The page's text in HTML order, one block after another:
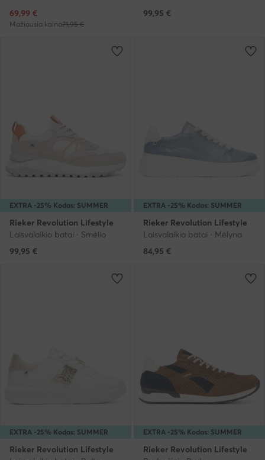
Dabartinė kaina
69,99 €
Mažiausia kaina71,95 €
99,95 €
EXTRA -25% Kodas: SUMMER
Rieker Revolution Lifestyle
Laisvalaikio batai · Smėlio
99,95 €
EXTRA -25% Kodas: SUMMER
Rieker Revolution Lifestyle
Laisvalaikio batai · Mėlyna
84,95 €
EXTRA -25% Kodas: SUMMER
Rieker Revolution Lifestyle
EXTRA -25% Kodas: SUMMER
Rieker Revolution Lifestyle